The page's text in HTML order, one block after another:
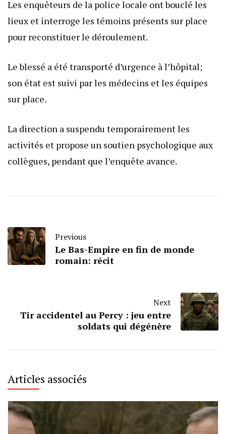
Les enquêteurs de la police locale ont bouclé les
lieux et interroge les témoins présents sur place
pour reconstituer le déroulement.
Le blessé a été transporté d’urgence à l’hôpital;
son état est suivi par les médecins et les équipes
sur place.
La direction a suspendu temporairement les
activités et propose un soutien psychologique aux
collègues, pendant que l’enquête avance.
Previous
Le Bas-Empire en fin de monde
romain: récit
Next
Tir accidentel au Percy : jeu entre
soldats qui dégénère
Articles associés